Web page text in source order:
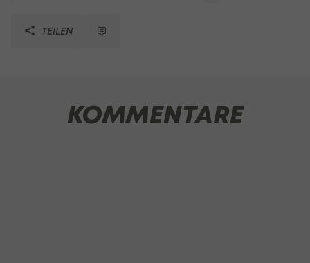
TEILEN
KOMMENTARE